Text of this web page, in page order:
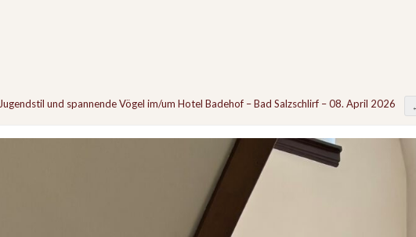
Jugendstil und spannende Vögel im/um Hotel Badehof – Bad Salzschlirf – 08. April 2026